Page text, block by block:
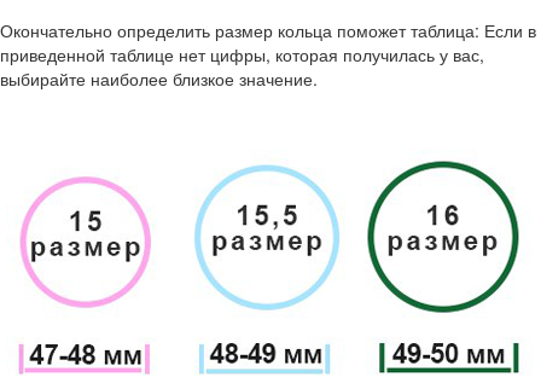
Окончательно определить размер кольца поможет таблица: Если в
приведенной таблице нет цифры, которая получилась у вас,
выбирайте наиболее близкое значение.